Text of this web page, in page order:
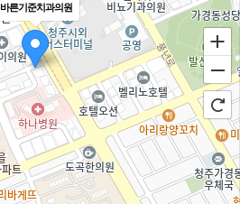
바른기준치과의원